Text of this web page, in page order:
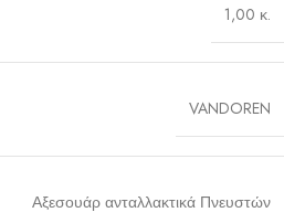
1,00 κ.
VANDOREN
Αξεσουάρ ανταλλακτικά Πνευστών